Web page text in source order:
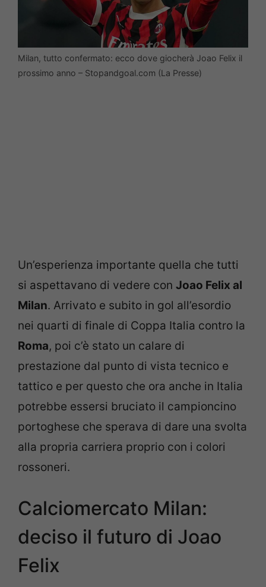
Milan, tutto confermato: ecco dove giocherà Joao Felix il
prossimo anno – Stopandgoal.com (La Presse)
Un’esperienza importante quella che tutti
si aspettavano di vedere con Joao Felix al
Milan. Arrivato e subito in gol all’esordio
nei quarti di finale di Coppa Italia contro la
Roma, poi c’è stato un calare di
prestazione dal punto di vista tecnico e
tattico e per questo che ora anche in Italia
potrebbe essersi bruciato il campioncino
portoghese che sperava di dare una svolta
alla propria carriera proprio con i colori
rossoneri.
Calciomercato Milan:
deciso il futuro di Joao
Felix